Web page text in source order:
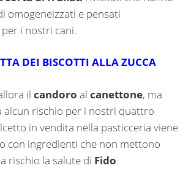
omogeneizzati e pensati
i nostri cani.
DEI BISCOTTI ALLA ZUCCA
il candoro al canettone, ma
alcun rischio per i nostri quattro
in vendita nella pasticceria viene
con ingredienti che non mettono
rischio la salute di Fido.